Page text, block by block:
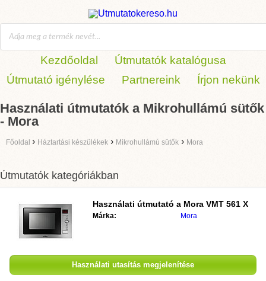
Kezdőoldal
Útmutatók katalógusa
Útmutató igénylése
Partnereink Írjon nekünk
Használati útmutatók a Mikrohullámú sütők
- Mora
Főoldal › Háztartási készülékek › Mikrohullámú sütők › Mora
Útmutatók kategóriákban
Használati útmutató a Mora VMT 561 X
Márka: Mora
Használati utasítás megjelenítése